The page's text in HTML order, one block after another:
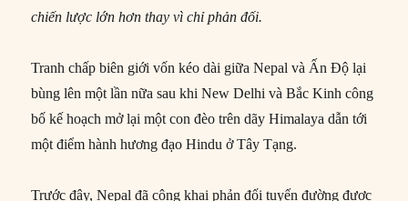
chiến lược lớn hơn thay vì chỉ phản đối.
Tranh chấp biên giới vốn kéo dài giữa Nepal và Ấn Độ lại
bùng lên một lần nữa sau khi New Delhi và Bắc Kinh công
bố kế hoạch mở lại một con đèo trên dãy Himalaya dẫn tới
một điểm hành hương đạo Hindu ở Tây Tạng.
Trước đây, Nepal đã công khai phản đối tuyến đường được